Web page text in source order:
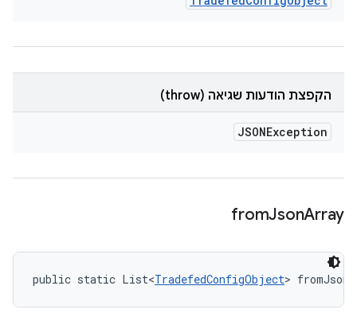
הקפצת הודעות שגיאה (throw)
JSONException
fromJsonArray
public static List<TradefedConfigObject>